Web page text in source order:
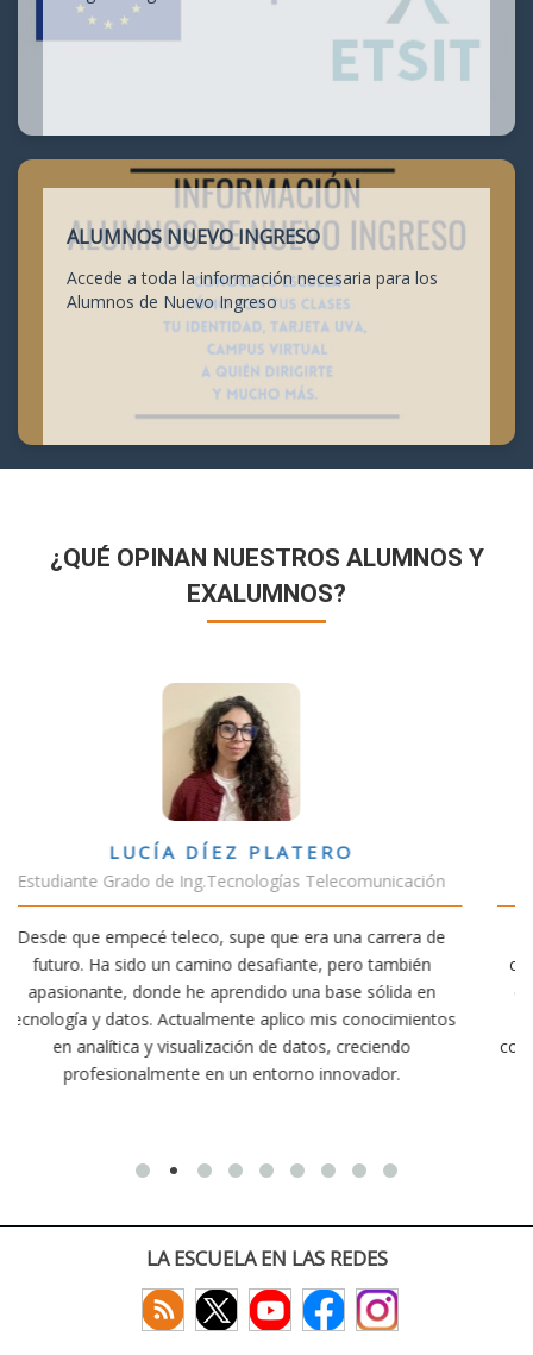
ALUMNOS NUEVO INGRESO
Accede a toda la información necesaria para los
Alumnos de Nuevo Ingreso
¿QUÉ OPINAN NUESTROS ALUMNOS Y
EXALUMNOS?
de
en
VÍCTOR SÁNCHEZ VALENCIA
Estudiante Doble Grado Teleco-ADE
Estudiar teleco me ha permitido comprender cómo
conectividad afecta nuestra vida diaria. Aunque la
exige esfuerzo, he dedicado parte de mi tiempo a
actividades como el salvamento y socorrismo. Estoy
convencido de que elegir teleco ha sido una de las
decisiones que he tomado.
LA ESCUELA EN LAS REDES